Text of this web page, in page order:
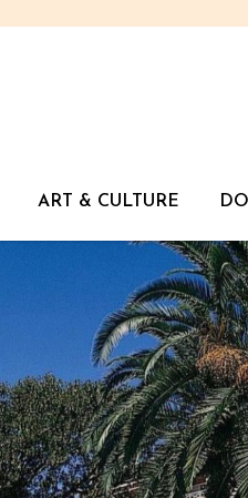
ART & CULTURE